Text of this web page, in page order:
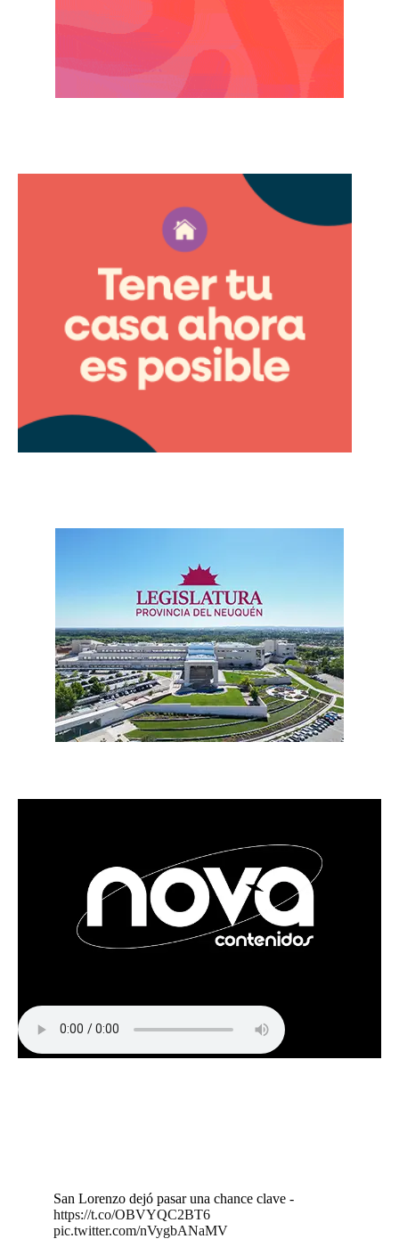
San Lorenzo dejó pasar una chance clave -
https://t.co/OBVYQC2BT6
pic.twitter.com/nVygbANaMV